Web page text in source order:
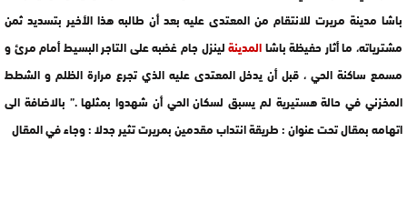
باشا مدينة مريرت للانتقام من المعتدى عليه بعد أن طالبه هذا الأخير بتسديد ثمن
مشترياته، ما أثار حفيظة باشاالمدينةلينزل جام غضبه على التاجر البسيط أمام مرئ و
مسمع ساكنة الحي ، قبل أن يدخل المعتدى عليه الذي تجرع مرارة الظلم و الشطط
المخزني في حالة هستيرية لم يسبق لسكان الحي أن شهدوا بمثلها .” بالاضافة الى
اتهامه بمقال تحت عنوان : طريقة انتداب مقدمين بمريرت تثير جدلا : وجاء في المقال